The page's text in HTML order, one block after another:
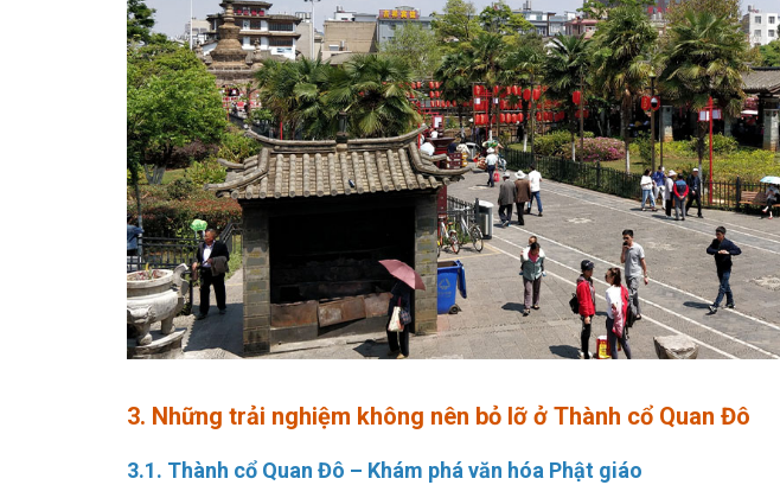
3. Những trải nghiệm không nên bỏ lỡ ở Thành cổ Quan Đô
3.1. Thành cổ Quan Đô – Khám phá văn hóa Phật giáo